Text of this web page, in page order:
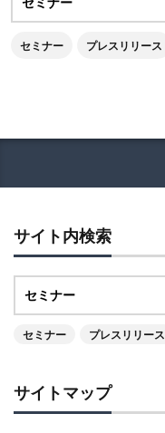
セミナー プレスリリース
サイト内検索
セミナー プレスリリース
サイトマップ